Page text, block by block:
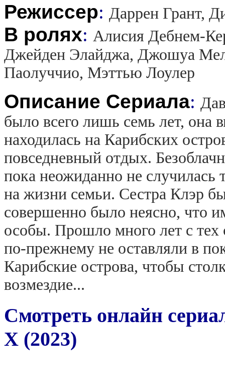
Режиссер: Даррен Грант,
В ролях: Алисия Дебнем-
Джейден Элайджа, Джошуа
Паолуччио, Мэттью Лоулер
Описание Сериала:
было всего лишь семь лет, она
находилась на Карибских
повседневный отдых.
пока неожиданно не случилась
на жизни семьи. Сестра Клэр
совершенно было неясно, что
особы. Прошло много лет с
по-прежнему не оставляли в
Карибские острова, чтобы
возмездие...
Смотреть онлайн
X (2023)